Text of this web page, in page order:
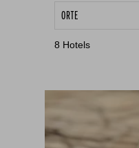
ORTE
Halblech
Oberstaufen
Oberstdorf
8 Hotels